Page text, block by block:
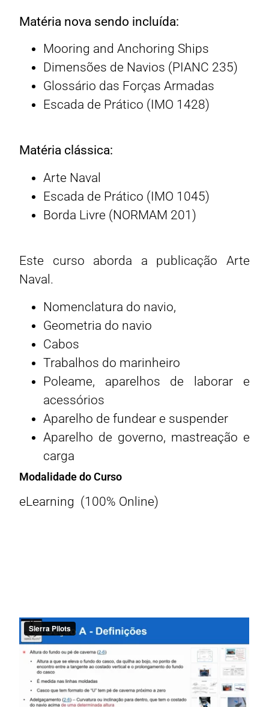
Matéria nova sendo incluída:
Mooring and Anchoring Ships
Dimensões de Navios (PIANC 235)
Glossário das Forças Armadas
Escada de Prático (IMO 1428)
Matéria clássica:
Arte Naval
Escada de Prático (IMO 1045)
Borda Livre (NORMAM 201)
Este curso aborda a publicação Arte
Naval.
Nomenclatura do navio,
Geometria do navio
Cabos
Trabalhos do marinheiro
Poleame, aparelhos de laborar e
acessórios
Aparelho de fundear e suspender
Aparelho de governo, mastreação e
carga
Modalidade do Curso
eLearning (100% Online)